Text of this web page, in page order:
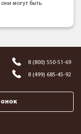
они могут быть
8 (800) 550-51-69
8 (499) 685-45-92